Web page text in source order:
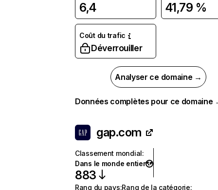
6,4 41,79 %
Coût du trafic
Déverrouiller
Analyser ce domaine →
Données complètes pour ce domaine
gap.com
Classement mondial:
Dans le monde entier
883
Rang du pays:Rang de la catégorie: